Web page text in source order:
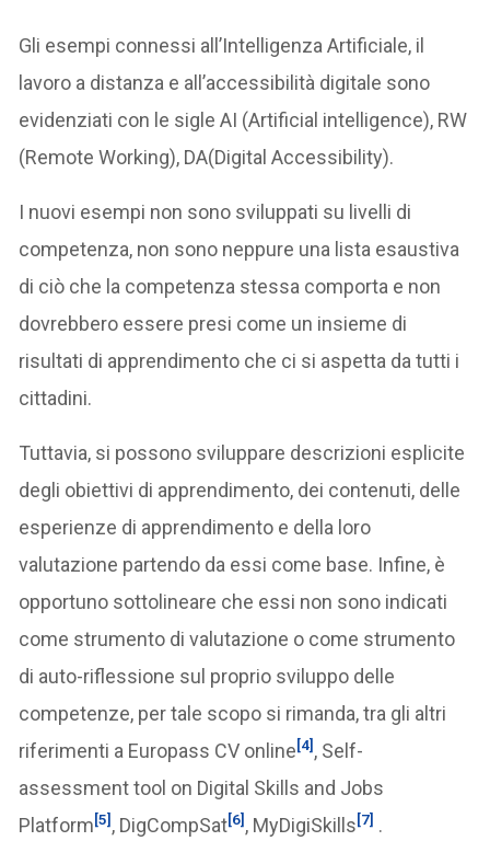
Gli esempi connessi all’Intelligenza Artificiale, il
lavoro a distanza e all’accessibilità digitale sono
evidenziati con le sigle AI (Artificial intelligence), RW
(Remote Working), DA(Digital Accessibility).
I nuovi esempi non sono sviluppati su livelli di
competenza, non sono neppure una lista esaustiva
di ciò che la competenza stessa comporta e non
dovrebbero essere presi come un insieme di
risultati di apprendimento che ci si aspetta da tutti i
cittadini.
Tuttavia, si possono sviluppare descrizioni esplicite
degli obiettivi di apprendimento, dei contenuti, delle
esperienze di apprendimento e della loro
valutazione partendo da essi come base. Infine, è
opportuno sottolineare che essi non sono indicati
come strumento di valutazione o come strumento
di auto-riflessione sul proprio sviluppo delle
competenze, per tale scopo si rimanda, tra gli altri
riferimenti a Europass CV online[4] , Self-
assessment tool on Digital Skills and Jobs
Platform[5] , DigCompSat[6] , MyDigiSkills[7] .